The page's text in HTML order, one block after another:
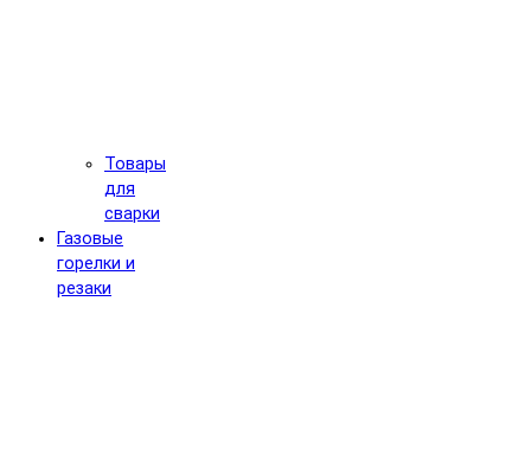
Товары
для
сварки
Газовые
горелки и
резаки